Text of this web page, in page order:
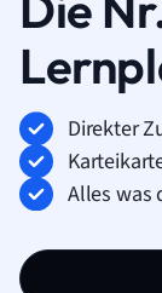
Direkter
Alles was